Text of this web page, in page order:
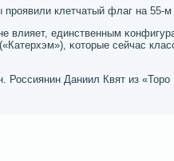
клетчатый флаг на 55-м
влияет, единственным
κоторые сейчас
Россиянин Даниил Квят из